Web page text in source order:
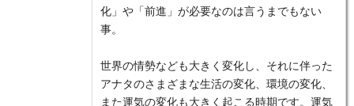
化」や「前進」が必要なのは言うまでもない
事。
世界の情勢なども大きく変化し、それに伴った
アナタのさまざまな生活の変化、環境の変化、
また運気の変化も大きく起こる時期です。運気